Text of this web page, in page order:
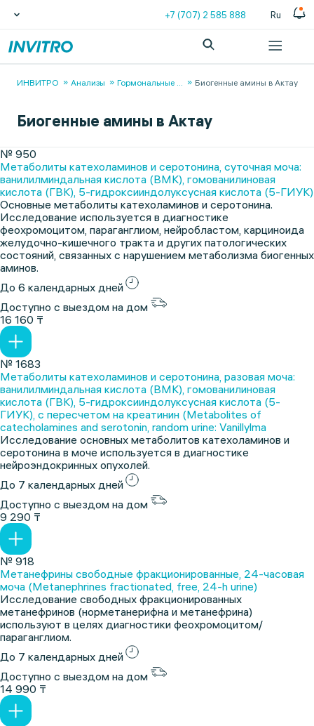
+7 (707) 2 585 888 Ru
ИНВИТРО Анализы Гормональные ... Биогенные амины в Актау
Биогенные амины в Актау
№ 950
Метаболиты катехоламинов и серотонина, суточная моча:
ванилилминдальная кислота (ВМК), гомованилиновая
кислота (ГВК), 5-гидроксииндолуксусная кислота (5-ГИУК)
Основные метаболиты катехоламинов и серотонина.
Исследование используется в диагностике
феохромоцитом, параганглиом, нейробластом, карциноида
желудочно-кишечного тракта и других патологических
состояний, связанных с нарушением метаболизма биогенных
аминов.
До 6 календарных дней
Доступно с выездом на дом
16 160 ₸
№ 1683
Метаболиты катехоламинов и серотонина, разовая моча:
ванилилминдальная кислота (ВМК), гомованилиновая
кислота (ГВК), 5-гидроксииндолуксусная кислота (5-
ГИУК), с пересчетом на креатинин (Metabolites of
catecholamines and serotonin, random urine: Vanillylma
Исследование основных метаболитов катехоламинов и
серотонина в моче используется в диагностике
нейроэндокринных опухолей.
До 7 календарных дней
Доступно с выездом на дом
9 290 ₸
№ 918
Метанефрины свободные фракционированные, 24-часовая
моча (Metanephrines fractionated, free, 24-h urine)
Исследование свободных фракционированных
метанефринов (норметанерифна и метанефрина)
используют в целях диагностики феохромоцитом/
параганглиом.
До 7 календарных дней
Доступно с выездом на дом
14 990 ₸